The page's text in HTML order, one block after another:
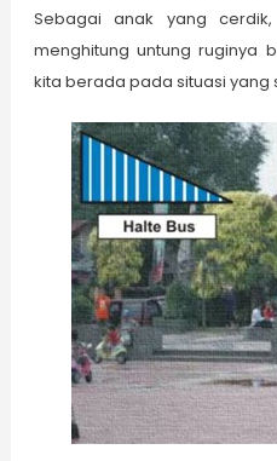
Sebagai anak yang
menghitung untung ruginya
kita berada pada situasi yang